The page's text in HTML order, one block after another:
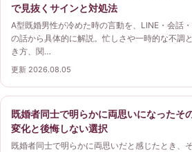
で見抜くサインと対処法
A型既婚男性が冷めた時の言動を、LINE・会話
の話から具体的に解説。忙しさや一時的な不調
き方、関…
更新 2026.08.05
既婚者同士で明らかに両思いになったそ
変化と後悔しない選択
既婚者同士で明らかに両思いだと感じたとき、